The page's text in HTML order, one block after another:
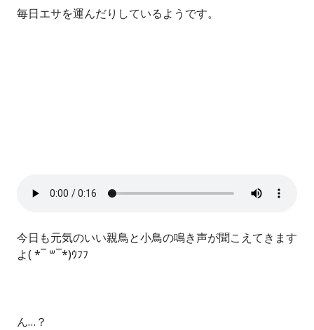
毎日エサを運んだりしているようです。
今日も元気のいい親鳥と小鳥の鳴き声が聞こえてきます
よ( *¯ ꒳¯*)ｳﾌﾌ
ん…？